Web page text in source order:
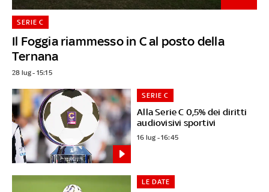
Il Foggia riammesso in C al posto della
Ternana
SERIE C
28 lug - 15:15
Alla Serie C 0,5% dei diritti
audiovisivi sportivi
SERIE C
16 lug - 16:45
LE DATE